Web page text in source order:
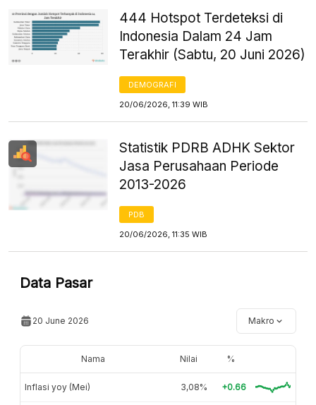
444 Hotspot Terdeteksi di
Indonesia Dalam 24 Jam
Terakhir (Sabtu, 20 Juni 2026)
DEMOGRAFI
20/06/2026, 11:39 WIB
Statistik PDRB ADHK Sektor
Jasa Perusahaan Periode
2013-2026
PDB
20/06/2026, 11:35 WIB
Data Pasar
20 June 2026 Makro
Nama Nilai %
Inflasi yoy (Mei) 3,08% +0.66